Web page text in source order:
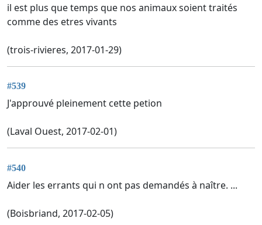
il est plus que temps que nos animaux soient traités
comme des etres vivants
(trois-rivieres, 2017-01-29)
#539
J'approuvé pleinement cette petion
(Laval Ouest, 2017-02-01)
#540
Aider les errants qui n ont pas demandés à naître. ...
(Boisbriand, 2017-02-05)